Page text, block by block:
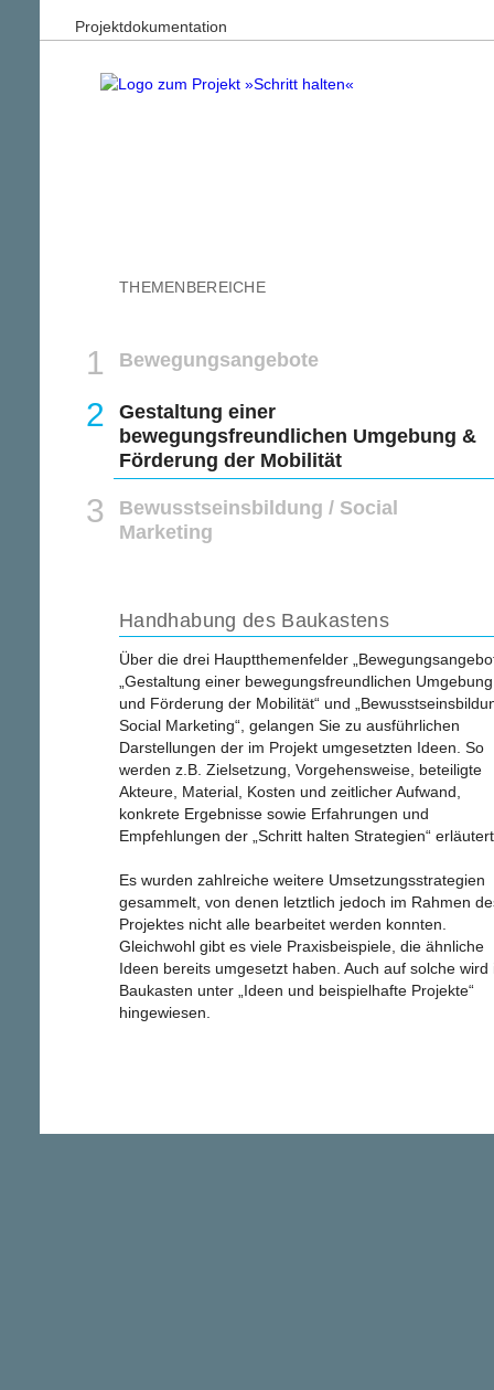
Projektdokumentation
THEMENBEREICHE
Bewegungsangebote
Gestaltung einer
bewegungsfreundlichen Umgebung &
Förderung der Mobilität
Bewusstseinsbildung / Social
Marketing
Handhabung des Baukastens
Über die drei Hauptthemenfelder
„Gestaltung einer bewegungsfreundlichen Umgebung
und Förderung der Mobilität“ und
Social Marketing“, gelangen Sie zu ausführlichen
Darstellungen der im Projekt umgesetzten Ideen. So
werden z.B. Zielsetzung, Vorgehensweise, beteiligte
Akteure, Material, Kosten und zeitlicher Aufwand,
konkrete Ergebnisse sowie Erfahrungen und
Empfehlungen der „Schritt halten Strategien“
Es wurden zahlreiche weitere Umsetzungsstrategien
gesammelt, von denen letztlich jedoch im Rahmen
Projektes nicht alle bearbeitet werden konnten.
Gleichwohl gibt es viele Praxisbeispiele, die ähnliche
Ideen bereits umgesetzt haben. Auch auf solche wird
Baukasten unter „Ideen und beispielhafte Projekte“
hingewiesen.